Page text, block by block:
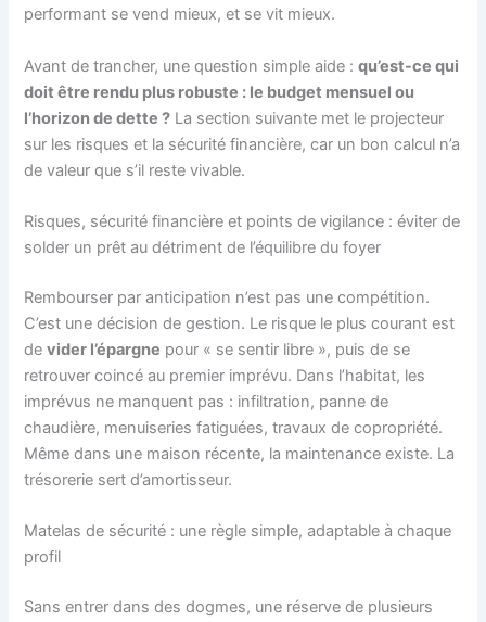
performant se vend mieux, et se vit mieux.
Avant de trancher, une question simple aide :qu’est-ce qui
doit être rendu plus robuste : le budget mensuel ou
l’horizon de dette ? La section suivante met le projecteur
sur les risques et la sécurité financière, car un bon calcul n’a
de valeur que s’il reste vivable.
Risques, sécurité financière et points de vigilance : éviter de
solder un prêt au détriment de l’équilibre du foyer
Rembourser par anticipation n’est pas une compétition.
C’est une décision de gestion. Le risque le plus courant est
devider l’épargne pour « se sentir libre », puis de se
retrouver coincé au premier imprévu. Dans l’habitat, les
imprévus ne manquent pas : infiltration, panne de
chaudière, menuiseries fatiguées, travaux de copropriété.
Même dans une maison récente, la maintenance existe. La
trésorerie sert d’amortisseur.
Matelas de sécurité : une règle simple, adaptable à chaque
profil
Sans entrer dans des dogmes, une réserve de plusieurs